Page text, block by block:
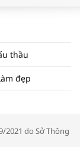
mại: Khơi
thầu
đẹp
2021 do Sở Thông